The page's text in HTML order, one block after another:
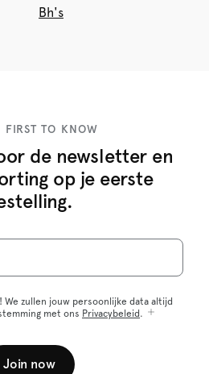
Bh's
FIRST TO KNOW
de newsletter en
op je eerste
We zullen jouw persoonlijke data altijd
met ons Privacybeleid .
Join now